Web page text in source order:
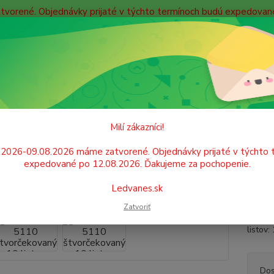
Objednávky prijaté v týchto termínoch budú
údajov Doprava
Hľadať +421
Po. -
Školské zošity Zošit A5 5110 štvorčekovaný 10
A5 5110 štvorčekovaný 10
listov:
Milí zákazníci!
09.08.2026 máme zatvorené. Objednávky prijaté v týchto
expedované po 12.08.2026. Ďakujeme za pochopenie.
Ledvanes.sk
Zatvoriť